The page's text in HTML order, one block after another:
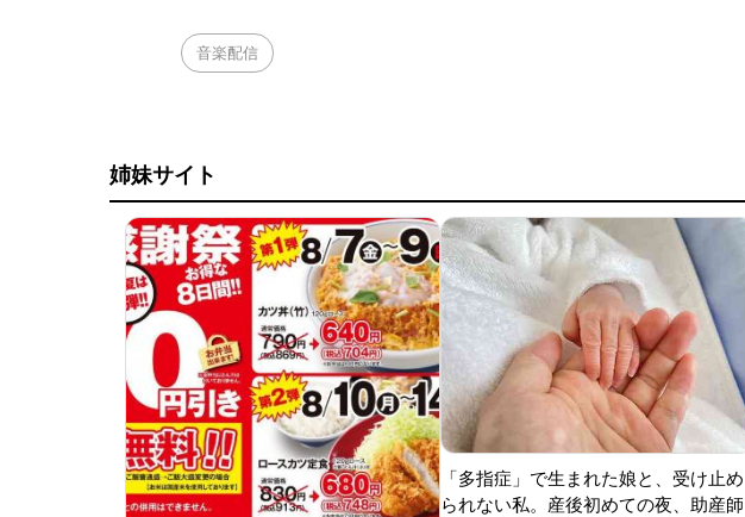
音楽配信
姉妹サイト
「多指症」で生まれた娘と、受け止め
られない私。産後初めての夜、助産師